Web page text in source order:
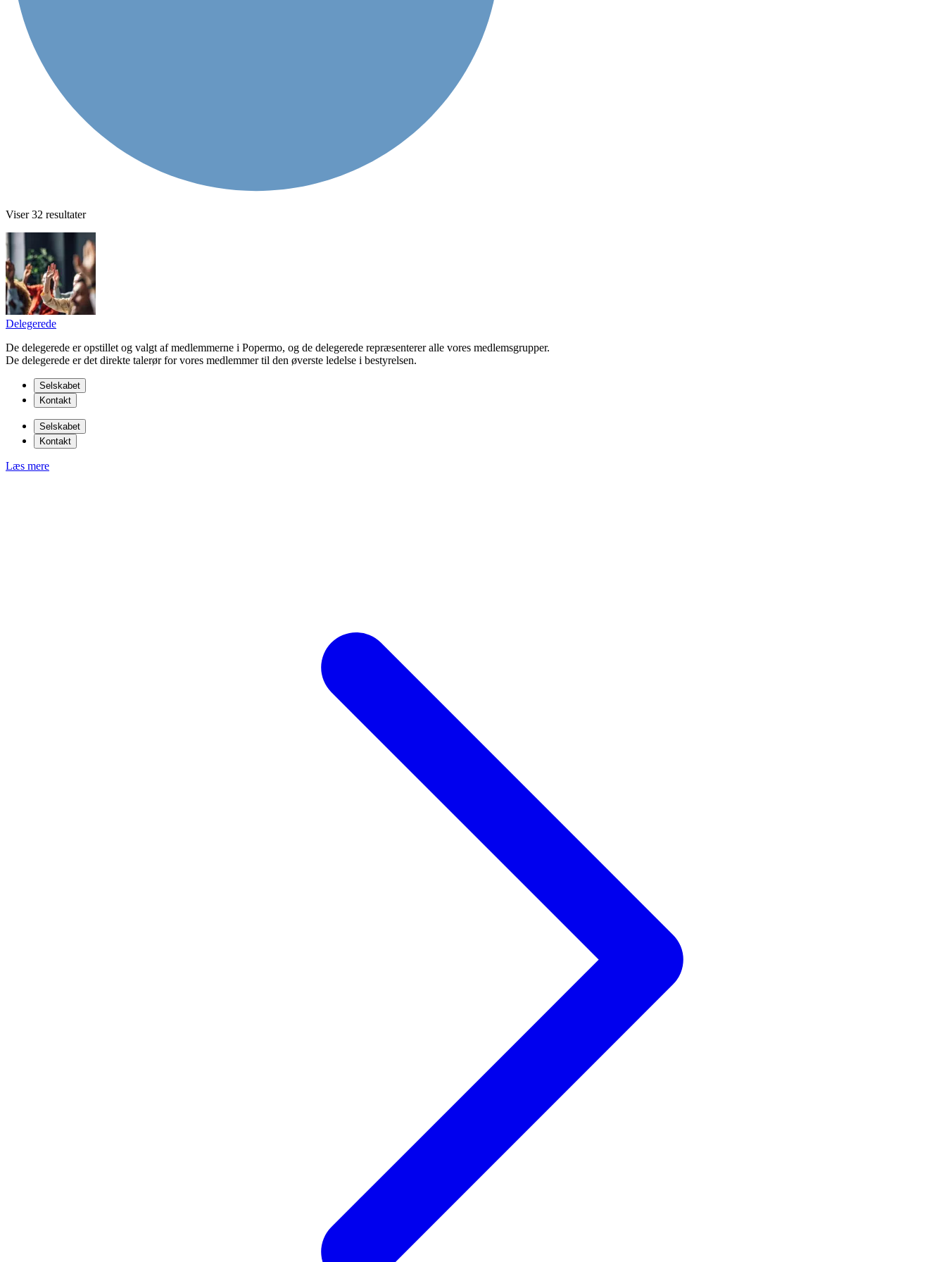
Viser32 resultater
Delegerede
De delegerede er opstillet og valgt af medlemmerne i Popermo, og de delegerede repræsenterer alle vores medlemsgrupper.
De delegerede er det direkte talerør for vores medlemmer til den øverste ledelse i bestyrelsen.
Selskabet
Kontakt
Selskabet
Kontakt
Læs mere